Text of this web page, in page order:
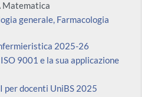
Matematica
generale, Farmacologia
2025-26
9001 e la sua applicazione
per docenti UniBS 2025